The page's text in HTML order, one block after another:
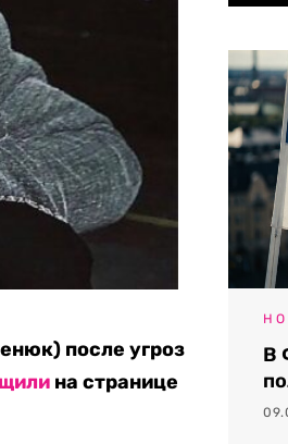
после угроз
на странице
В